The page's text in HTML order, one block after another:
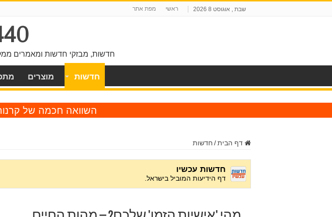
שבת , אוגוסט 8 2026 ראשי מפת אתר
חדשות, מבזקי חדשות ומאמרים ממקורות
חדשות מוצרים
השוואה חכמה של
דף הבית/ חדשות